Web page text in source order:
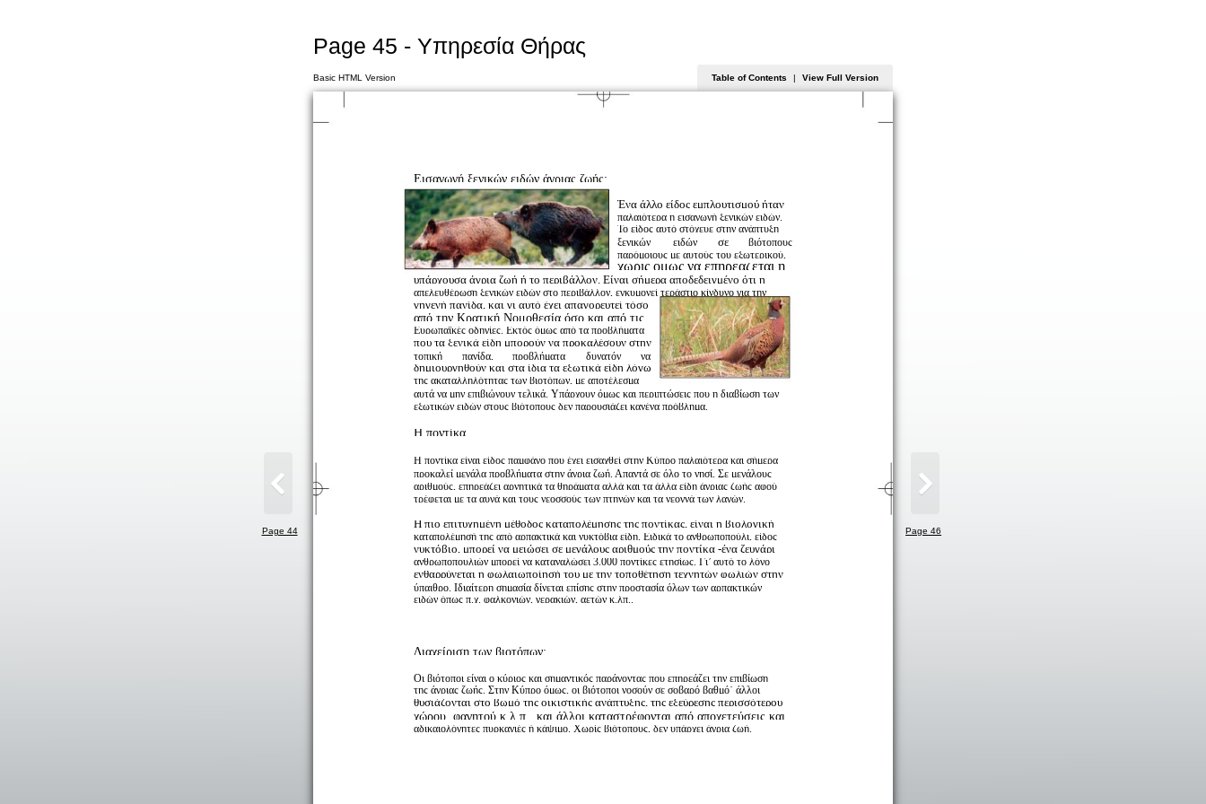
Page 45 - Υπηρεσία Θήρας
Basic HTML Version Table of Contents | View Full Version
Εισαγωγή ξενικών ειδών άγριας ζωής:
Ένα άλλο είδος εμπλουτισμού ήταν
παλαιότερα η εισαγωγή ξενικών ειδών.
Το είδος αυτό στόχευε στην ανάπτυξη
ξενικών
ειδών σε
βιότοπους
παρόμοιους με αυτούς του εξωτερικού,
χωρίς όμως να επηρεάζεται η
υπάρχουσα άγρια ζωή ή το περιβάλλον. Είναι σήμερα αποδεδειγμένο ότι η
απελευθέρωση ξενικών ειδών στο περιβάλλον, εγκυμονεί τεράστιο κίνδυνο για την
γηγενή πανίδα, και γι αυτό έχει απαγορευτεί τόσο
από την Κρατική Νομοθεσία όσο και από τις
Ευρωπαϊκές οδηγίες. Εκτός όμως από τα προβλήματα
που τα ξενικά είδη μπορούν να προκαλέσουν στην
τοπική πανίδα, προβλήματα δυνατόν να
δημιουργηθούν και στα ίδια τα εξωτικά είδη λόγω
της ακαταλληλότητας των βιοτόπων, με αποτέλεσμα
αυτά να μην επιβιώνουν τελικά. Υπάρχουν όμως και περιπτώσεις που η διαβίωση των
εξωτικών ειδών στους βιότοπους δεν παρουσιάζει κανένα πρόβλημα.
Η ποντίκα
Η ποντίκα είναι είδος παμφάγο που έχει εισαχθεί στην Κύπρο παλαιότερα και σήμερα
προκαλεί μεγάλα προβλήματα στην άγρια ζωή. Απαντά σε όλο το νησί. Σε μεγάλους
αριθμούς, επηρεάζει αρνητικά τα θηράματα αλλά και τα άλλα είδη άγριας ζωής αφού
τρέφεται με τα αυγά και τους νεοσσούς των πτηνών και τα νεογνά των λαγών.
Η πιο επιτυχημένη μέθοδος καταπολέμησης της ποντίκας, είναι η βιολογική
καταπολέμησή της από αρπακτικά και νυκτόβια είδη. Ειδικά το ανθρωποπούλι, είδος
νυκτόβιο, μπορεί να μειώσει σε μεγάλους αριθμούς την ποντίκα -ένα ζευγάρι
ανθρωποπουλιών μπορεί να καταναλώσει 3.000 ποντίκες ετησίως. Γι’ αυτό το λόγο
ενθαρρύνεται η φωλαιωποίησή του με την τοποθέτηση τεχνητών φωλιών στην
ύπαιθρο. Ιδιαίτερη σημασία δίνεται επίσης στην προστασία όλων των αρπακτικών
ειδών όπως π.χ. φαλκονιών, γερακιών, αετών κ.λπ..
Διαχείριση των βιοτόπων:
Οι βιότοποι είναι ο κύριος και σημαντικός παράγοντας που επηρεάζει την επιβίωση
της άγριας ζωής. Στην Κύπρο όμως, οι βιότοποι νοσούν σε σοβαρό βαθμό˙ άλλοι
θυσιάζονται στο βωμό της οικιστικής ανάπτυξης, της εξεύρεσης περισσότερου
χώρου, φαγητού κ.λ.π., και άλλοι καταστρέφονται από αποχετεύσεις και
αδικαιολόγητες πυρκαγιές ή κάψιμο. Χωρίς βιότοπους, δεν υπάρχει άγρια ζωή.
Page 46
Page 44